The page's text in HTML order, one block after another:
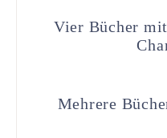
Vier Bücher
Mehrere